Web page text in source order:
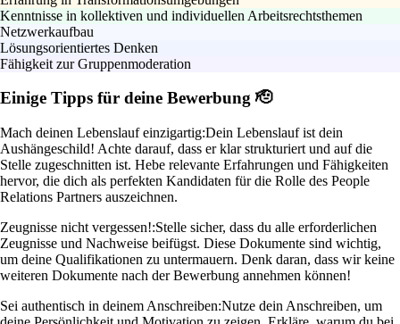
Kenntnisse in kollektiven und individuellen Arbeitsrechtsthemen
Netzwerkaufbau
Lösungsorientiertes Denken
Fähigkeit zur Gruppenmoderation
Einige Tipps für deine Bewerbung 🫡
Mach deinen Lebenslauf einzigartig:Dein Lebenslauf ist dein
Aushängeschild! Achte darauf, dass er klar strukturiert und auf die
Stelle zugeschnitten ist. Hebe relevante Erfahrungen und Fähigkeiten
hervor, die dich als perfekten Kandidaten für die Rolle des People
Relations Partners auszeichnen.
Zeugnisse nicht vergessen!:Stelle sicher, dass du alle erforderlichen
Zeugnisse und Nachweise beifügst. Diese Dokumente sind wichtig,
um deine Qualifikationen zu untermauern. Denk daran, dass wir keine
weiteren Dokumente nach der Bewerbung annehmen können!
Sei authentisch in deinem Anschreiben:Nutze dein Anschreiben, um